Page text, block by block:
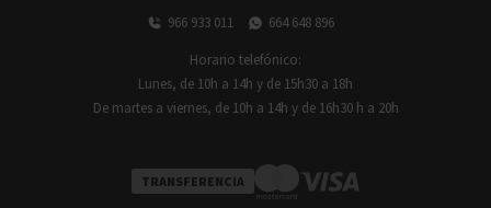
966 933 011 664 648 896
Horario telefónico:
Lunes, de 10h a 14h y de 15h30 a 18h
De martes a viernes, de 10h a 14h y de 16h30 h a 20h
TRANSFERENCIA